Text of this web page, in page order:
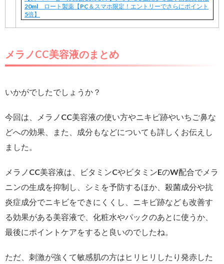
20ml ロート製薬【PC＆スマホ限定！エントリーでさらにポイント
5倍】
メラノCC美容液のまとめ
いかがでしたでしょうか？
今回は、メラノCC美容液の使い方やニキビ跡やいちご鼻な
どへの効果、また、成分もなどについても詳しくお伝えし
ました。
メラノCC美容液は、ビタミンCやビタミンEのW配合でメラ
ニンの生成を抑制し、シミを予防するほか、殺菌成分や抗
炎症成分でニキビをできにくくし、ニキビ跡なども改善す
る効果がある美容液で、化粧水やパックのあとに使うか、
最後にポイントケアをすると良いのでしたね。
ただ、刺激が強くて敏感肌の方はヒリヒリしたり発赤した